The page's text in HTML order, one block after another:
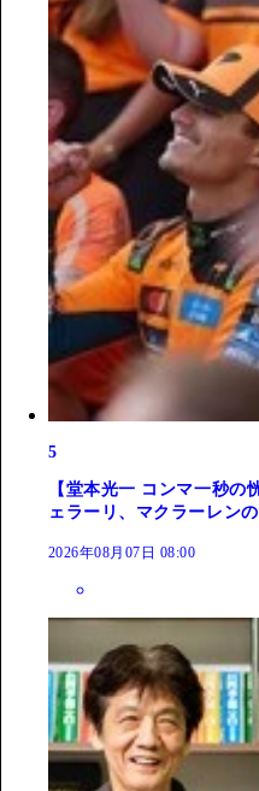
5
【堂本光一 コンマ一秒の
ェラーリ、マクラーレン
2026年08月07日 08:00